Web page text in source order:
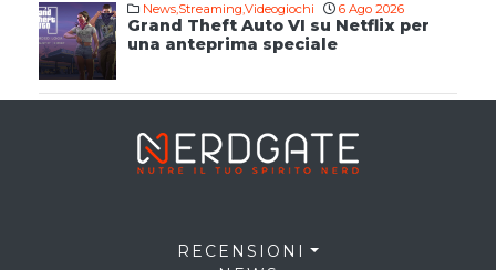
News,Streaming,Videogiochi 6 Ago 2026
Grand Theft Auto VI su Netflix per
una anteprima speciale
RECENSIONI